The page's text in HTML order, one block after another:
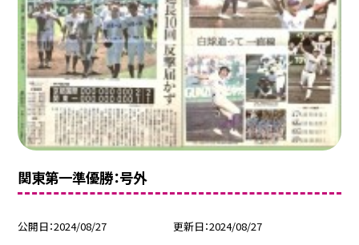
関東第一準優勝：号外
公開日 2024/08/27 更新日 2024/08/27